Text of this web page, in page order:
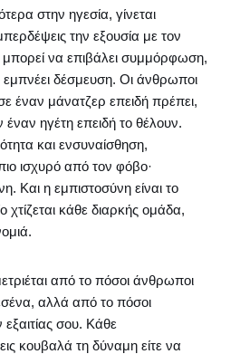
στην ηγεσία, γίνεται
την εξουσία με τον
μπορεί να επιβάλει συμμόρφωση,
δέσμευση. Οι άνθρωποι
έναν μάνατζερ επειδή πρέπει,
ηγέτη επειδή το θέλουν.
και ενσυναίσθηση,
ισχυρό από τον φόβο·
Και η εμπιστοσύνη είναι το
κάθε διαρκής ομάδα,
από το πόσοι άνθρωποι
αλλά από το πόσοι
σου. Κάθε
κουβαλά τη δύναμη είτε να